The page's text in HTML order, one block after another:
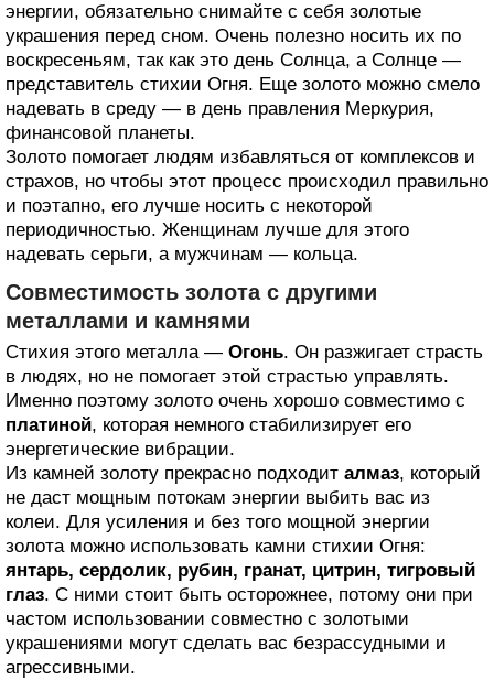
энергии, обязательно снимайте с себя золотые
украшения перед сном. Очень полезно носить их по
воскресеньям, так как это день Солнца, а Солнце —
представитель стихии Огня. Еще золото можно смело
надевать в среду — в день правления Меркурия,
финансовой планеты.
Золото помогает людям избавляться от комплексов и
страхов, но чтобы этот процесс происходил правильно
и поэтапно, его лучше носить с некоторой
периодичностью. Женщинам лучше для этого
надевать серьги, а мужчинам — кольца.
Совместимость золота с другими
металлами и камнями
Стихия этого металла — Огонь. Он разжигает страсть
в людях, но не помогает этой страстью управлять.
Именно поэтому золото очень хорошо совместимо с
платиной, которая немного стабилизирует его
энергетические вибрации.
Из камней золоту прекрасно подходит алмаз, который
не даст мощным потокам энергии выбить вас из
колеи. Для усиления и без того мощной энергии
золота можно использовать камни стихии Огня:
янтарь, сердолик, рубин, гранат, цитрин, тигровый
глаз. С ними стоит быть осторожнее, потому они при
частом использовании совместно с золотыми
украшениями могут сделать вас безрассудными и
агрессивными.